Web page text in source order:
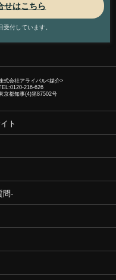
付しています。
式会社アライバル<媒介>
0120-216-626
京都知事(4)第87502号
ト
問-